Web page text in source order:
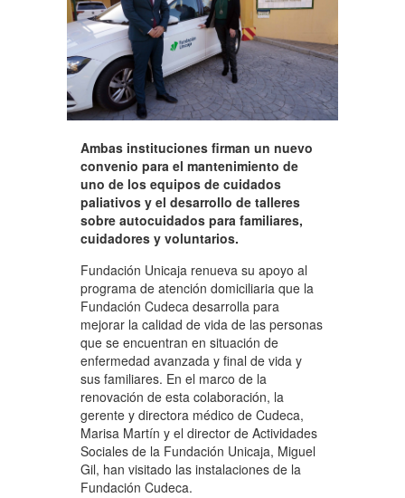
Ambas instituciones firman un nuevo
convenio para el mantenimiento de
uno de los equipos de cuidados
paliativos y el desarrollo de talleres
sobre autocuidados para familiares,
cuidadores y voluntarios.
Fundación Unicaja renueva su apoyo al
programa de atención domiciliaria que la
Fundación Cudeca desarrolla para
mejorar la calidad de vida de las personas
que se encuentran en situación de
enfermedad avanzada y final de vida y
sus familiares. En el marco de la
renovación de esta colaboración, la
gerente y directora médico de Cudeca,
Marisa Martín y el director de Actividades
Sociales de la Fundación Unicaja, Miguel
Gil, han visitado las instalaciones de la
Fundación Cudeca.